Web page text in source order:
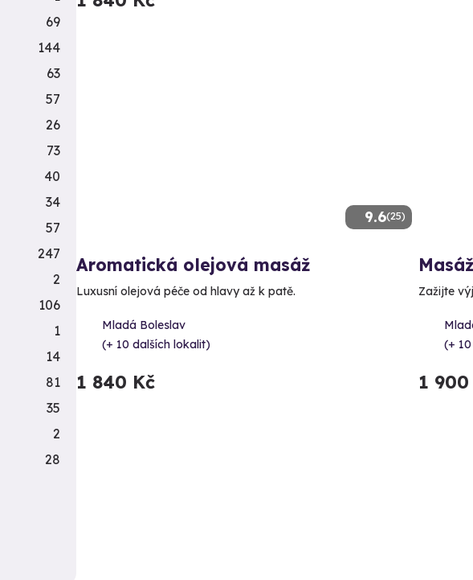
9.6(25)
Aromatická olejová masáž
Luxusní olejová péče od hlavy až k patě.
Mladá Boleslav
(+ 10 dalších lokalit)
1 840 Kč
Zažijte
(+
1 900
69
144
63
57
26
73
40
34
57
247
2
106
1
14
81
35
2
28